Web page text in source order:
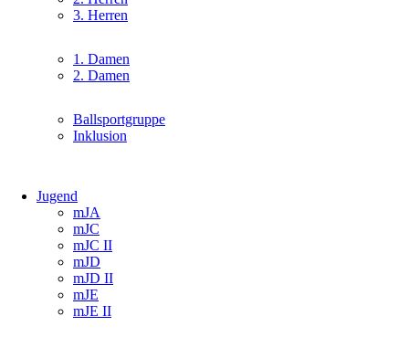
3. Herren
Navigation
überspringen
1. Damen
2. Damen
Navigation
überspringen
Ballsportgruppe
Inklusion
Jugend
Navigation
überspringen
mJA
mJC
mJC II
mJD
mJD II
mJE
mJE II